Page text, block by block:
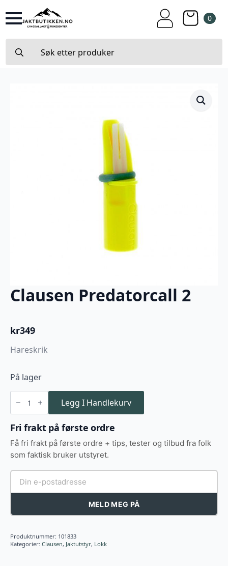
0
for:
Clausen Predatorcall 2
kr349
Hareskrik
På lager
Clausen
Predatorcall
antall
Legg I Handlekurv
Fri frakt på første ordre
Få fri frakt på første ordre + tips, tester og tilbud fra folk
som faktisk bruker utstyret.
MELD MEG PÅ
Produktnummer: 101833
Kategorier: Clausen, Jaktutstyr, Lokk